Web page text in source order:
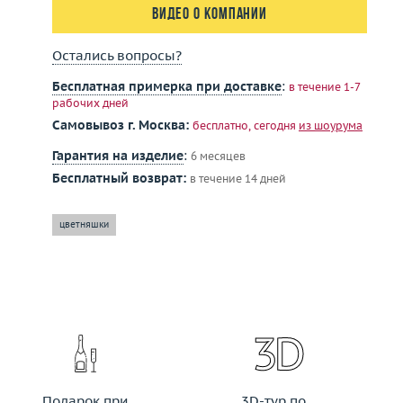
Видео о компании
Остались вопросы?
Бесплатная примерка при доставке: в течение 1-7
рабочих дней
Самовывоз г. Москва: бесплатно, сегодня из шоурума
Гарантия на изделие: 6 месяцев
Бесплатный возврат: в течение 14 дней
цветняшки